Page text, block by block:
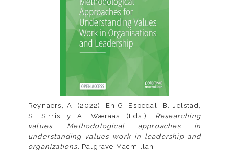
Reynaers, A. (2022). En G. Espedal, B. Jelstad,
S. Sirris y A. Wæraas (Eds.). Researching
values. Methodological approaches in
understanding values work in leadership and
organizations . Palgrave Macmillan.